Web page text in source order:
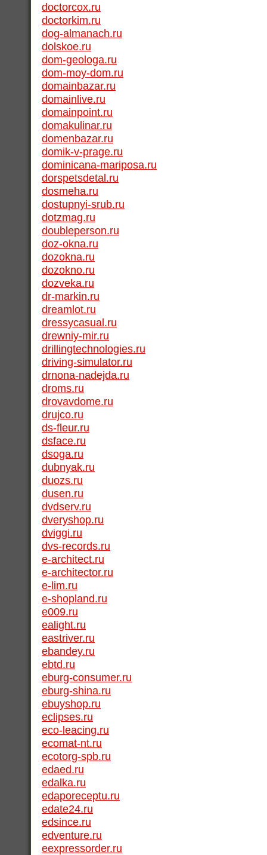
doctorcox.ru
doctorkim.ru
dog-almanach.ru
dolskoe.ru
dom-geologa.ru
dom-moy-dom.ru
domainbazar.ru
domainlive.ru
domainpoint.ru
domakulinar.ru
domenbazar.ru
domik-v-prage.ru
dominicana-mariposa.ru
dorspetsdetal.ru
dosmeha.ru
dostupnyi-srub.ru
dotzmag.ru
doubleperson.ru
doz-okna.ru
dozokna.ru
dozokno.ru
dozveka.ru
dr-markin.ru
dreamlot.ru
dressycasual.ru
drewniy-mir.ru
drillingtechnologies.ru
driving-simulator.ru
drnona-nadejda.ru
droms.ru
drovavdome.ru
drujco.ru
ds-fleur.ru
dsface.ru
dsoga.ru
dubnyak.ru
duozs.ru
dusen.ru
dvdserv.ru
dveryshop.ru
dviggi.ru
dvs-records.ru
e-architect.ru
e-architector.ru
e-lim.ru
e-shopland.ru
e009.ru
ealight.ru
eastriver.ru
ebandey.ru
ebtd.ru
eburg-consumer.ru
eburg-shina.ru
ebuyshop.ru
eclipses.ru
eco-leacing.ru
ecomat-nt.ru
ecotorg-spb.ru
edaed.ru
edalka.ru
edaporeceptu.ru
edate24.ru
edsince.ru
edventure.ru
eexpressorder.ru